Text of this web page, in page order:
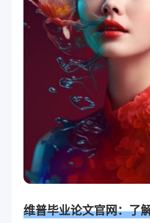
维普毕业论文官网：了